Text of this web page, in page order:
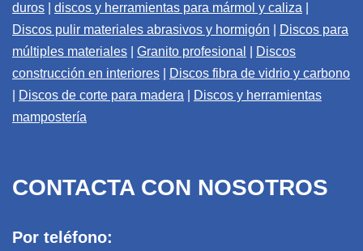
duros
discos y herramientas para mármol y caliza
Discos pulir materiales abrasivos y hormigón
Discos para
múltiples materiales
Granito profesional
Discos
construcción en interiores
Discos fibra de vidrio y carbono
Discos de corte para madera
Discos y herramientas
mampostería
CONTACTA CON NOSOTROS
Por teléfono: